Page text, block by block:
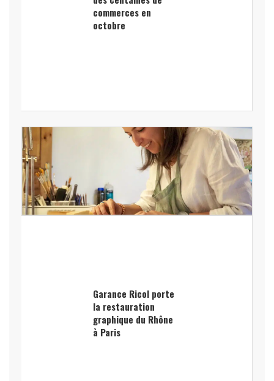
commerces en
octobre
Garance Ricol porte
la restauration
graphique du Rhône
à Paris